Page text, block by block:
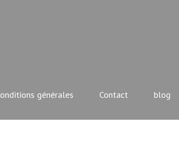
générales Contact blog